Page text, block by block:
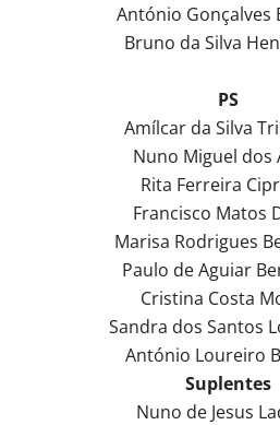
António Gonçalves
Bruno da Silva
PS
Amílcar da Silva
Nuno Miguel dos
Rita Ferreira
Francisco Matos
Marisa Rodrigues
Paulo de Aguiar
Cristina Costa
Sandra dos Santos
António Loureiro
Suplentes
Nuno de Jesus